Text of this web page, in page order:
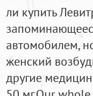
ли купить
автомобилем,
женский
другие